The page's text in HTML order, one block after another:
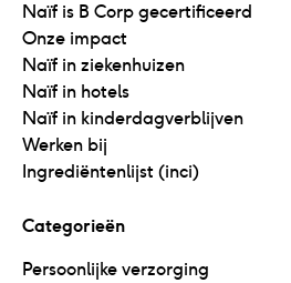
Naïf is B Corp gecertificeerd
Onze impact
Naïf in ziekenhuizen
Naïf in hotels
Naïf in kinderdagverblijven
Werken bij
Ingrediëntenlijst (inci)
Categorieën
Persoonlijke verzorging